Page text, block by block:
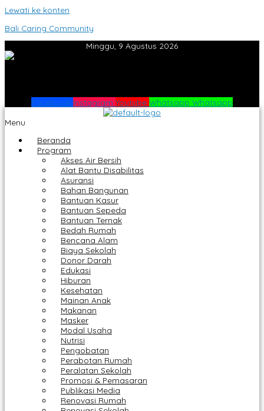
Lewati ke konten
Bali Caring Community
Minggu, 9 Agustus 2026
Facebook Instagram Youtube Whatsapp Whatsapp
Menu
Beranda
Program
Akses Air Bersih
Alat Bantu Disabilitas
Asuransi
Bahan Bangunan
Bantuan Kasur
Bantuan Sepeda
Bantuan Ternak
Bedah Rumah
Bencana Alam
Biaya Sekolah
Donor Darah
Edukasi
Hiburan
Kesehatan
Mainan Anak
Makanan
Masker
Modal Usaha
Nutrisi
Pengobatan
Perabotan Rumah
Peralatan Sekolah
Promosi & Pemasaran
Publikasi Media
Renovasi Rumah